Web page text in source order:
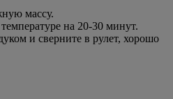
массу.
на 20-30 минут.
и сверните в рулет, хорошо